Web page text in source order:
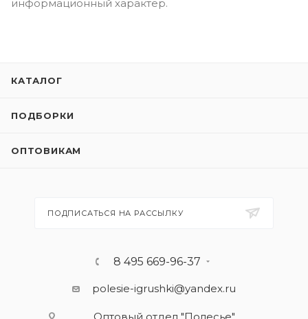
информационный характер.
КАТАЛОГ
ПОДБОРКИ
ОПТОВИКАМ
ПОДПИСАТЬСЯ НА РАССЫЛКУ
8 495 669-96-37
polesie-igrushki@yandex.ru